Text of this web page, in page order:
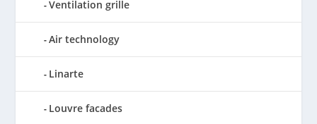
Ventilation grille
Air technology
Linarte
Louvre facades